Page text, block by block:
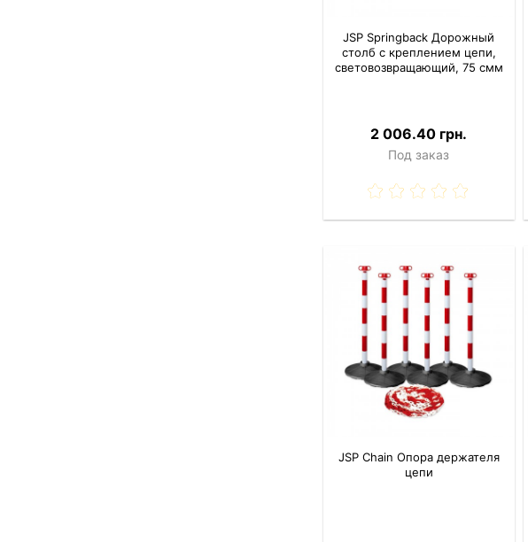
JSP Springback Дорожный
столб с креплением цепи,
световозвращающий, 75 смм
2 006.40 грн.
Под заказ
JSP Chain Опора держателя
цепи